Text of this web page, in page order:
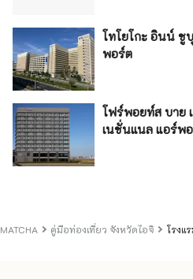
โทโยโกะ อินน์ ชู
พอร์ต
โฟร์พอยท์ส บาย
เนชั่นแนล แอร์พ
MATCHA คู่มือท่องเที่ยว จังหวัดไอจิ โรงแ